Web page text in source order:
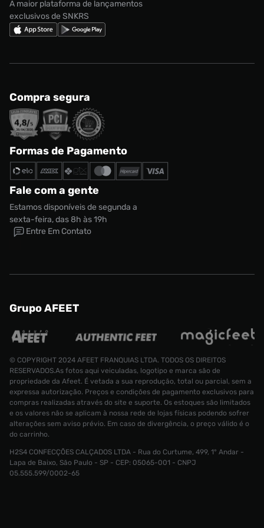
Tênis Nike Zoom Freak 4 Ngr Masculino
A maior plataforma de lançamentos
exclusivos de SNKRS
Compra segura
Formas de Pagamento
Fale com a gente
Estamos disponíveis de segunda a
sexta-feira, das 8h às 19h
Entre Em Contato
Grupo AFEET
© COPYRIGHT 2024 AFEET FRANQUIAS LTDA. TODOS OS DIREITOS
RESERVADOS.As fotos aqui veiculadas, logotipo e marca são de
propriedade da Afeet. É vetada a sua reprodução, total ou parcial, sem a
expressa autorização. Preços e condições de pagamento exclusivos para
compras realizadas através do site e suporte. Os estoques são limitados
e os valores não se aplicam à nossa rede de lojas físicas podendo sofrer
alterações sem aviso prévio. Em caso de divergência, o preço válido é o
do carrinho.
H2S4 CONFECÇÕES CALÇADOS LTDA - Rua do Curtume, 499, 1° Andar -
Lapa de Baixo, São Paulo - SP - CEP: 05065-001 - CNPJ
05.555.599/0002-65